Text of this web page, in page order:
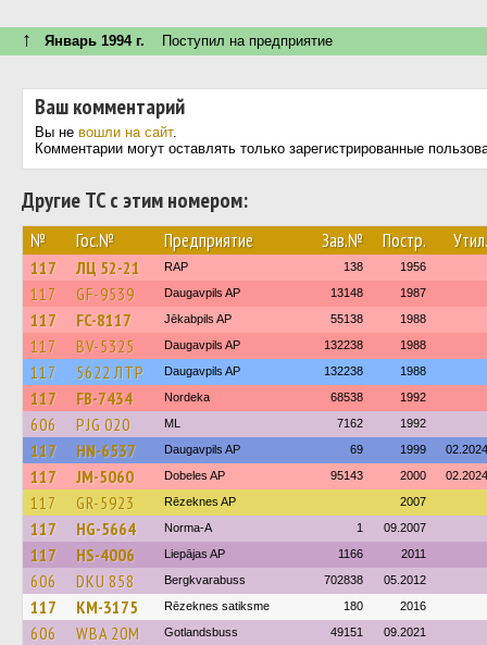
↑ Январь 1994 г. Поступил на предприятие
Ваш комментарий
Вы не вошли на сайт.
Комментарии могут оставлять только зарегистрированные
Другие ТС с этим номером:
№ Гос.№ Предприятие Зав.№ Постр. Утил.
117 ЛЦ 52-21 RAP 138 1956
117 GF-9539 Daugavpils AP 13148 1987
117 FC-8117 Jēkabpils AP 55138 1988
117 BV-5325 Daugavpils AP 132238 1988
117 5622 ЛТР Daugavpils AP 132238 1988
117 FB-7434 Nordeka 68538 1992
606 PJG 020 ML 7162 1992
117 HN-6537 Daugavpils AP 69 1999 02.2024
117 JM-5060 Dobeles AP 95143 2000 02.2024
117 GR-5923 Rēzeknes AP 2007
117 HG-5664 Norma-A 1 09.2007
117 HS-4006 Liepājas AP 1166 2011
606 DKU 858 Bergkvarabuss 702838 05.2012
117 KM-3175 Rēzeknes satiksme 180 2016
606 WBA 20M Gotlandsbuss 49151 09.2021